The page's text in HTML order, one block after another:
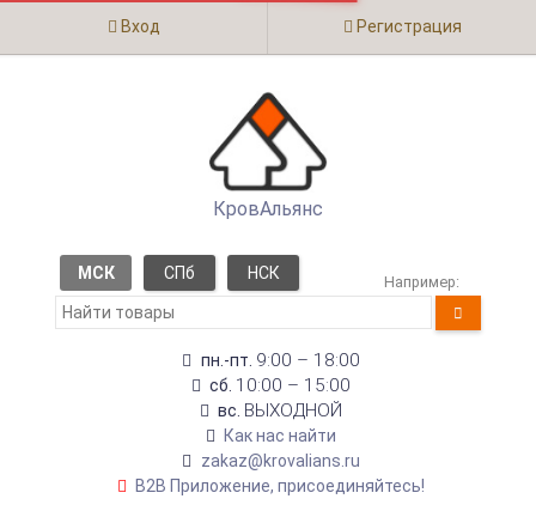
Вход Регистрация
КровАльянс
МСК СПб НСК Например:
пн.-пт. 9:00 – 18:00
сб. 10:00 – 15:00
вс. ВЫХОДНОЙ
Как нас найти
zakaz@krovalians.ru
B2B Приложение, присоединяйтесь!